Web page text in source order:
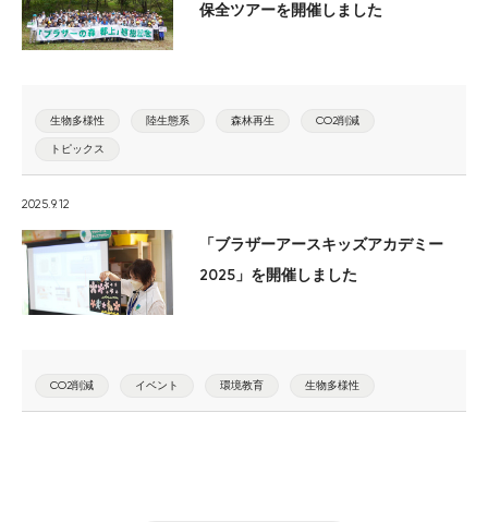
保全ツアーを開催しました
生物多様性 陸生態系 森林再生 CO2削減
トピックス
2025.9.12
「ブラザーアースキッズアカデミー
2025」を開催しました
CO2削減 イベント 環境教育 生物多様性